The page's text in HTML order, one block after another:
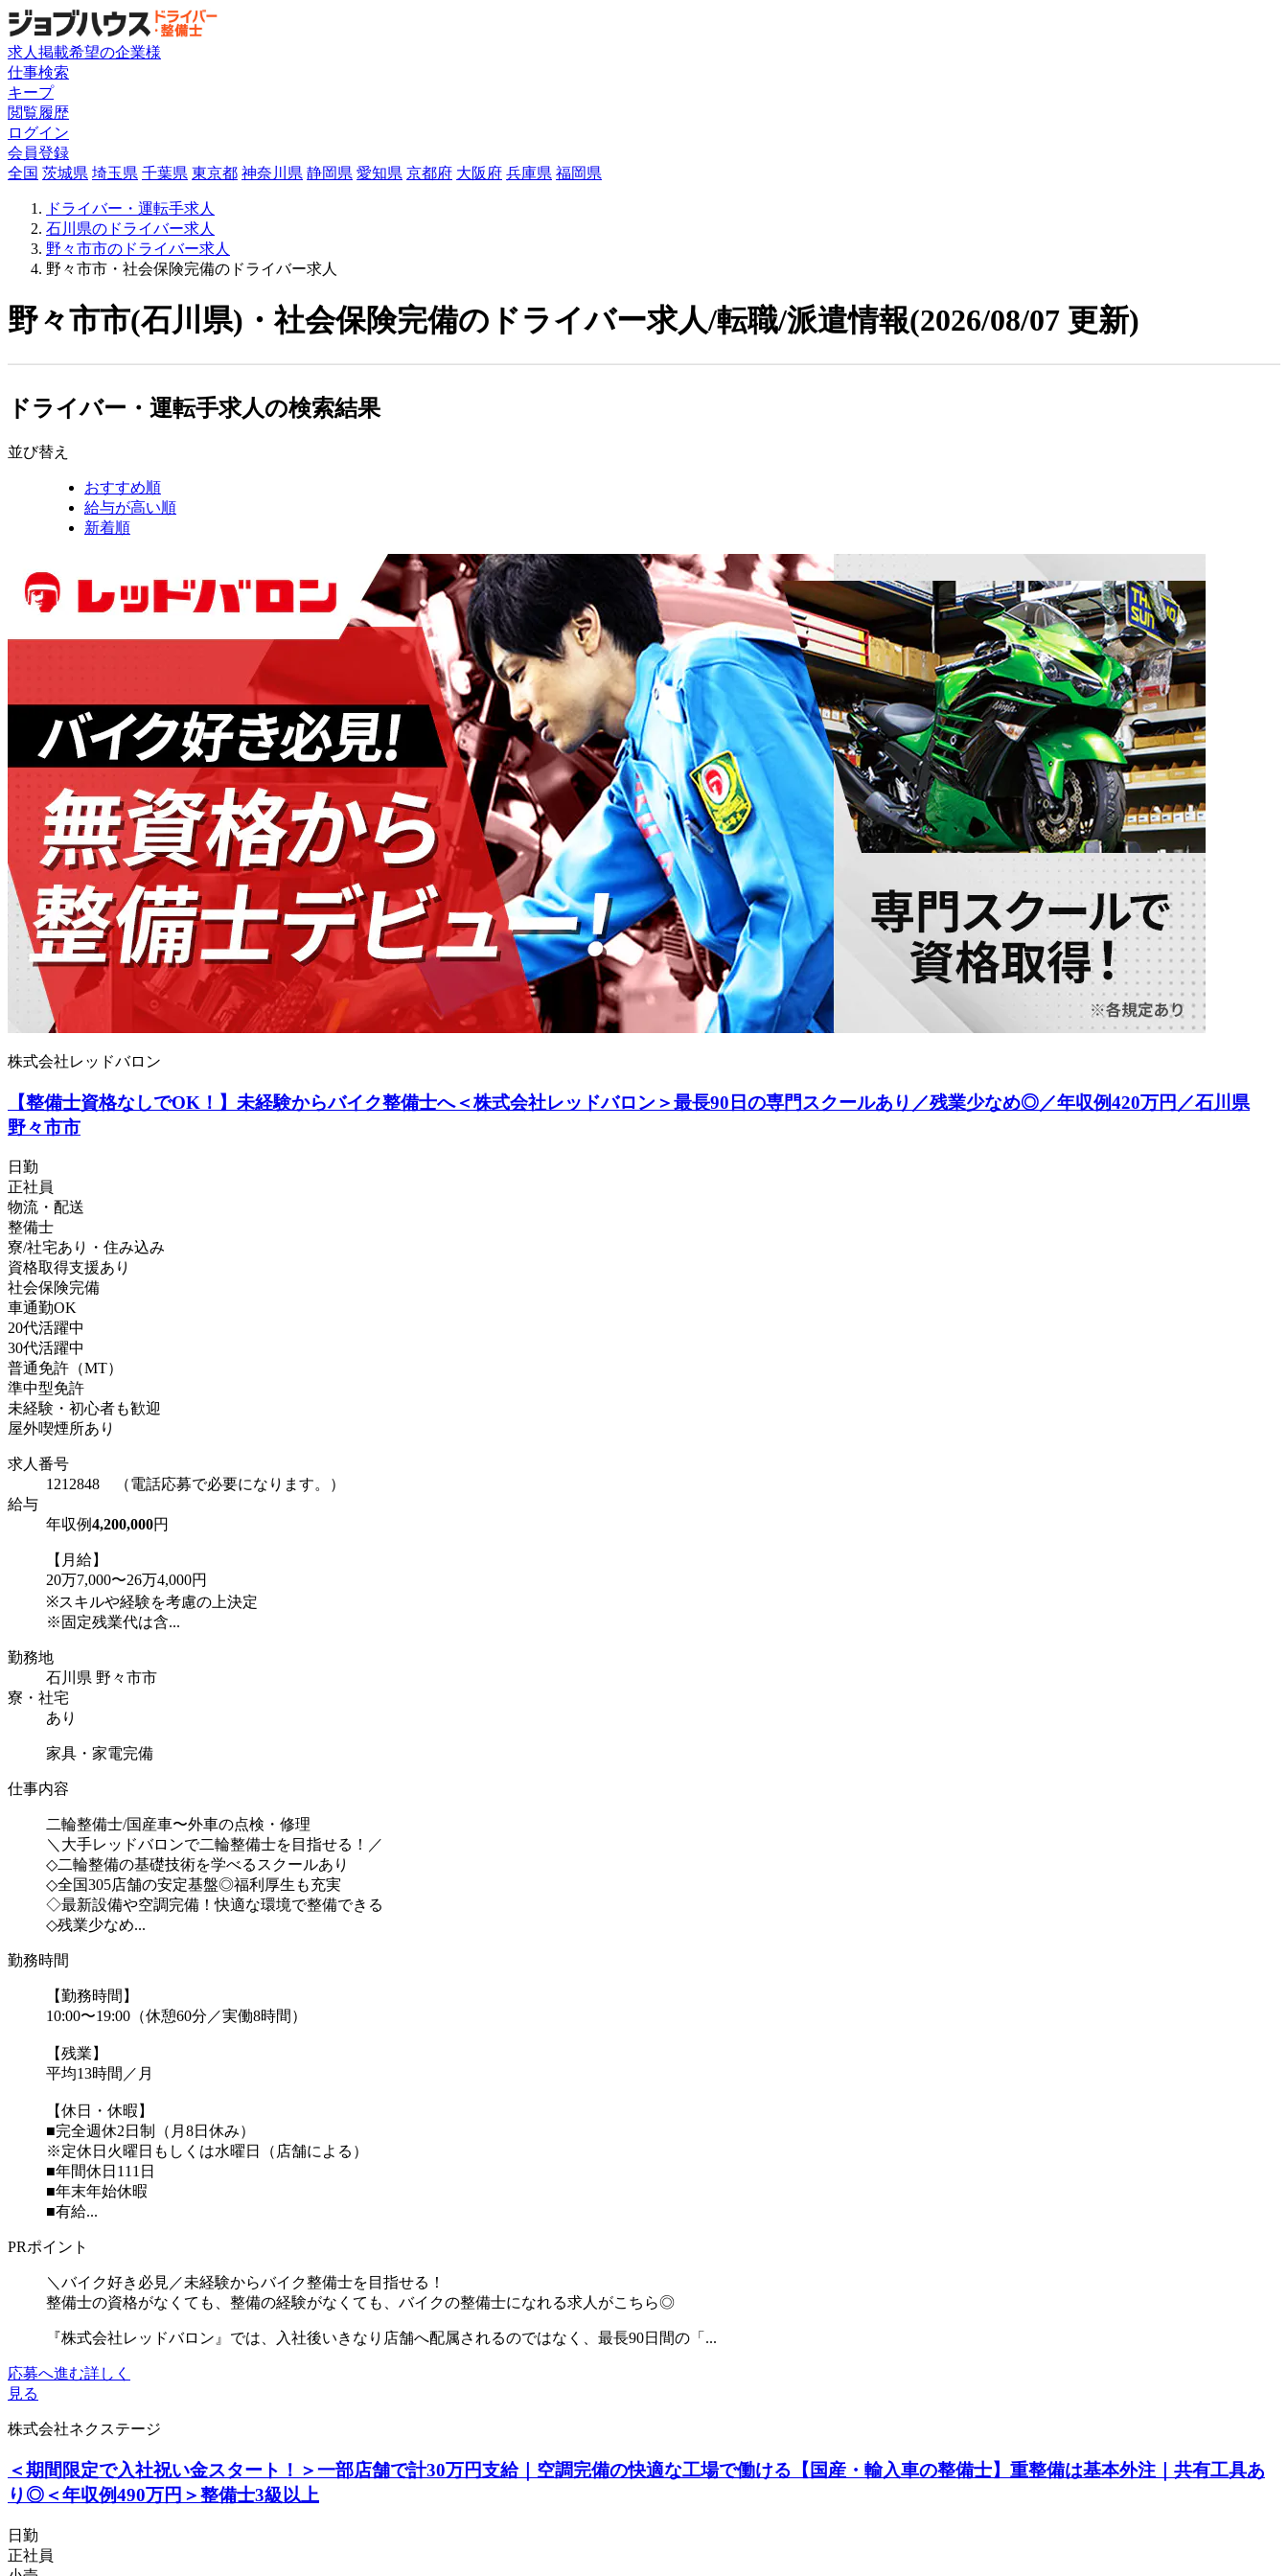
求人掲載希望の企業様
仕事検索
キープ
閲覧履歴
ログイン
会員登録
全国 茨城県 埼玉県 千葉県 東京都 神奈川県 静岡県 愛知県 京都府 大阪府 兵庫県 福岡県
ドライバー・運転手求人
石川県のドライバー求人
野々市市のドライバー求人
野々市市・社会保険完備のドライバー求人
野々市市(石川県)・社会保険完備のドライバー求人/転職/派遣情報(2026/08/07 更新)
ドライバー・運転手求人の検索結果
並び替え
おすすめ順
給与が高い順
新着順
株式会社レッドバロン
【整備士資格なしでOK！】未経験からバイク整備士へ＜株式会社レッドバロン＞最長90日の専門スクールあり／残業少なめ◎／年収例420万円／石川県
野々市市
日勤
正社員
物流・配送
整備士
寮/社宅あり・住み込み
資格取得支援あり
社会保険完備
車通勤OK
20代活躍中
30代活躍中
普通免許（MT）
準中型免許
未経験・初心者も歓迎
屋外喫煙所あり
求人番号
1212848 （電話応募で必要になります。）
給与
年収例4,200,000円
【月給】
20万7,000〜26万4,000円
※スキルや経験を考慮の上決定
※固定残業代は含...
勤務地
石川県 野々市市
寮・社宅
あり
家具・家電完備
仕事内容
二輪整備士/国産車〜外車の点検・修理
＼大手レッドバロンで二輪整備士を目指せる！／
◇二輪整備の基礎技術を学べるスクールあり
◇全国305店舗の安定基盤◎福利厚生も充実
◇最新設備や空調完備！快適な環境で整備できる
◇残業少なめ...
勤務時間
【勤務時間】
10:00〜19:00（休憩60分／実働8時間）
【残業】
平均13時間／月
【休日・休暇】
■完全週休2日制（月8日休み）
※定休日火曜日もしくは水曜日（店舗による）
■年間休日111日
■年末年始休暇
■有給...
PRポイント
＼バイク好き必見／未経験からバイク整備士を目指せる！
整備士の資格がなくても、整備の経験がなくても、バイクの整備士になれる求人がこちら◎
『株式会社レッドバロン』では、入社後いきなり店舗へ配属されるのではなく、最長90日間の「...
応募へ進む詳しく
見る
株式会社ネクステージ
＜期間限定で入社祝い金スタート！＞一部店舗で計30万円支給｜空調完備の快適な工場で働ける【国産・輸入車の整備士】重整備は基本外注｜共有工具あ
り◎＜年収例490万円＞整備士3級以上
日勤
正社員